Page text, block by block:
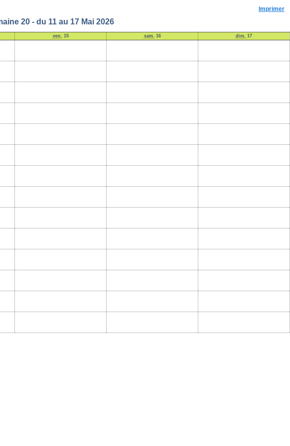
Imprimer
20 - du 11 au 17 Mai 2026
ven. 15 sam. 16 dim. 17